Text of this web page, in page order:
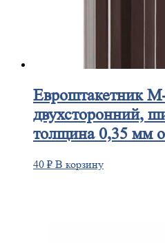
ЕвроштакетникМ-
двухсторонний,
толщина 0,35 мм
40 ₽ В корзину